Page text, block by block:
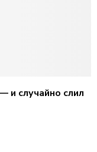
и случайно слил